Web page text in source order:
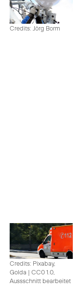
Credits: Jörg Borm
Credits: Pixabay,
Golda | CC0 1.0,
Aussschnitt bearbeitet